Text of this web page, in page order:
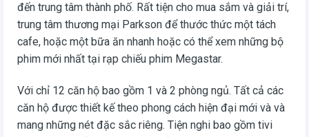
đến trung tâm thành phố. Rất tiện cho mua sắm và giải trí,
trung tâm thương mại Parkson để thước thức một tách
cafe, hoặc một bữa ăn nhanh hoặc có thể xem những bộ
phim mới nhất tại rạp chiếu phim Megastar.
Với chỉ 12 căn hộ bao gồm 1 và 2 phòng ngủ. Tất cả các
căn hộ được thiết kế theo phong cách hiện đại mới và và
mang những nét đặc sắc riêng. Tiện nghi bao gồm tivi